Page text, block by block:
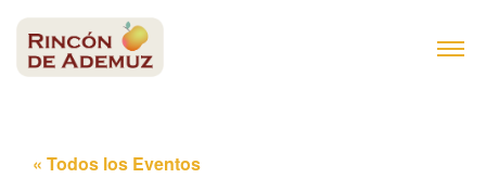
« Todos los Eventos